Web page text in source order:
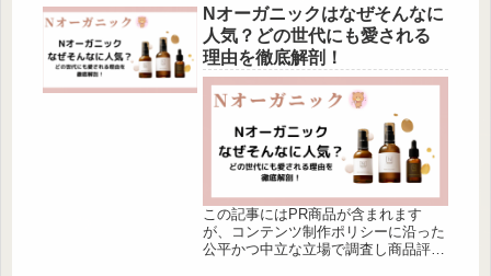
スを厳選してご紹介。 トレンド感た
っぷりのデザ […]
Nオーガニックはなぜそんなに
人気？どの世代にも愛される
理由を徹底解剖！
この記事にはPR商品が含まれます
が、コンテンツ制作ポリシーに沿った
公平かつ中立な立場で調査し商品評価